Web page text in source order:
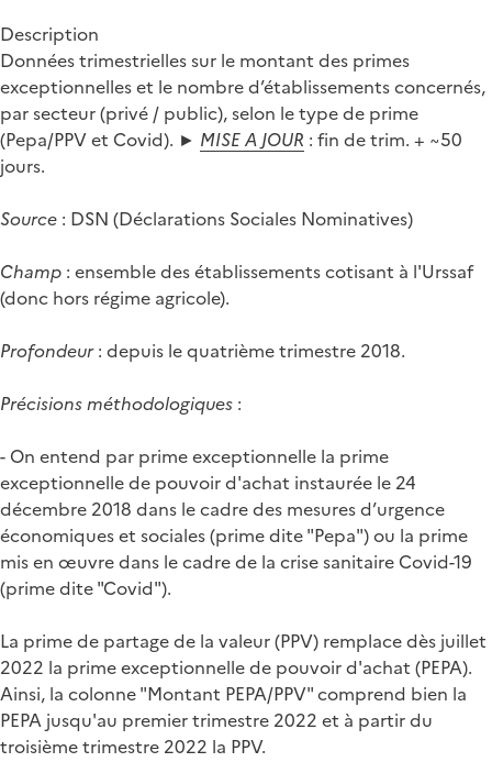
Description
Données trimestrielles sur le montant des primes
exceptionnelles et le nombre d’établissements concernés,
par secteur (privé / public), selon le type de prime
(Pepa/PPV et Covid). ► MISE A JOUR : fin de trim. + ~50
jours.
Source : DSN (Déclarations Sociales Nominatives)
Champ : ensemble des établissements cotisant à l'Urssaf
(donc hors régime agricole).
Profondeur: depuis le quatrième trimestre 2018.
Précisions méthodologiques :
- On entend par prime exceptionnelle la prime
exceptionnelle de pouvoir d'achat instaurée le 24
décembre 2018 dans le cadre des mesures d’urgence
économiques et sociales (prime dite "Pepa") ou la prime
mis en œuvre dans le cadre de la crise sanitaire Covid-19
(prime dite "Covid").
La prime de partage de la valeur (PPV) remplace dès juillet
2022 la prime exceptionnelle de pouvoir d'achat (PEPA).
Ainsi, la colonne "Montant PEPA/PPV" comprend bien la
PEPA jusqu'au premier trimestre 2022 et à partir du
troisième trimestre 2022 la PPV.